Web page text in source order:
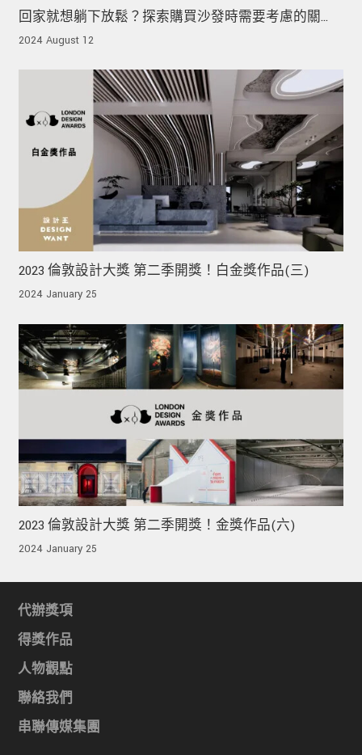
回家就想躺下放鬆？探索購買沙發時需要考慮的關
鍵！
2024 August 12
2023 倫敦設計大獎 第二季開獎！白金獎作品(三)
2024 January 25
2023 倫敦設計大獎 第二季開獎！金獎作品(六)
2024 January 25
代辦獎項
得獎作品
人物觀點
聯絡我們
串聯傳媒集團